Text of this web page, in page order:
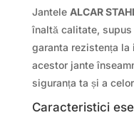
Jantele ALCAR
înaltă calitate,
garanta rezistența la
acestor jante
siguranța ta și a
Caracteristici